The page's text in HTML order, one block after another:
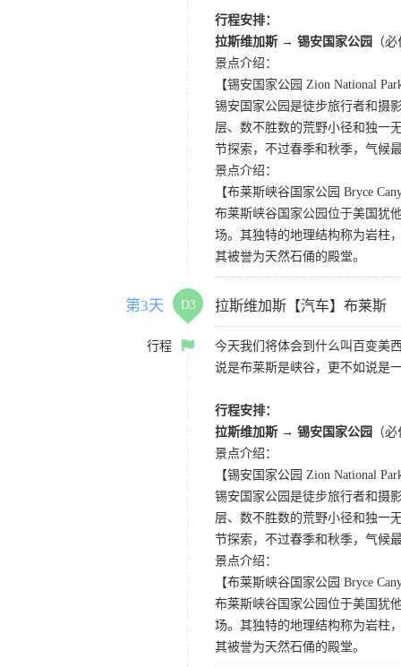
行程安排：
拉斯维加斯 → 锡安国家公园
（
景点介绍：
【锡安国家公园 Zion National
锡安国家公园是徒步旅行者和摄
层、数不胜数的荒野小径和独一
节探索，不过春季和秋季，气候
景点介绍：
【布莱斯峡谷国家公园 Bryce
布莱斯峡谷国家公园位于美国犹
场。其独特的地理结构称为岩柱
其被誉为天然石俑的殿堂。
第3天 D3 拉斯维加斯【汽车】布莱斯
行程
今天我们将体会到什么叫百变美
说是布莱斯是峡谷，更不如说是
行程安排：
拉斯维加斯 → 锡安国家公园
（
景点介绍：
【锡安国家公园 Zion National
锡安国家公园是徒步旅行者和摄
层、数不胜数的荒野小径和独一
节探索，不过春季和秋季，气候
景点介绍：
【布莱斯峡谷国家公园 Bryce
布莱斯峡谷国家公园位于美国犹
场。其独特的地理结构称为岩柱
其被誉为天然石俑的殿堂。